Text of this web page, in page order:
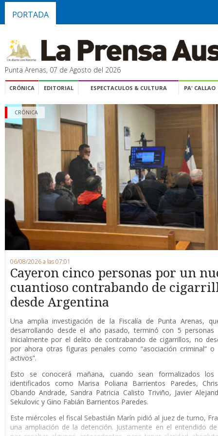
PORTADA
Punta Arenas, 07 de Agosto del 2026
CRÓNICA EDITORIAL ESPECTACULOS & CULTURA PA' CALLAO
CRÓNICA
06/08/2026 a las 07:01
Cayeron cinco personas por un
cuantioso contrabando de
desde Argentina
Una amplia investigación de la Fiscalía de Punta Arenas,
desarrollando desde el año pasado, terminó con 5 personas
Inicialmente por el delito de contrabando de cigarrillos, no
por ahora otras figuras penales como “asociación criminal” o
activos”.
Esto se conocerá mañana, cuando sean formalizados los
identificados como Marisa Poliana Barrientos Paredes,
Obando Andrade, Sandra Patricia Calisto Triviño, Javier
Sekulovic y Gino Fabián Barrientos Paredes.
Este miércoles el fiscal Sebastián Marín pidió al juez de turno,
una ampliación de la detención. Justamente en el entendido